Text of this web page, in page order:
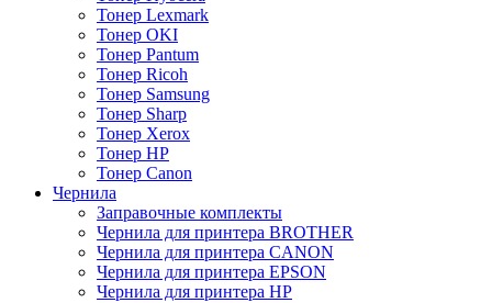
Тонер Lexmark
Тонер OKI
Тонер Pantum
Тонер Ricoh
Тонер Samsung
Тонер Sharp
Тонер Xerox
Тонер НР
Тонер Саnon
Чернила
Заправочные комплекты
Чернила для принтера BROTHER
Чернила для принтера CANON
Чернила для принтера EPSON
Чернила для принтера HP